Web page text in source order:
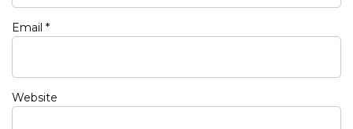
Email *
Website